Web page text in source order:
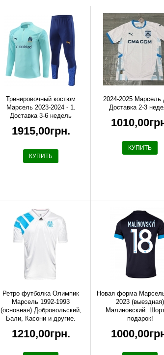
Тренировочный костюм
Марсель 2023-2024 - 1.
Доставка 3-6 недель
1915,00грн.
КУПИТЬ
2024-2025 Марсель
Доставка 2-3
КУПИТЬ
Ретро футболка Олимпик
Марсель 1992-1993
(основная) Добровольский,
Бали, Касони и другие.
качество!
1210,00грн.
Новая форма
2023 (выездная)
Малиновский.
подарок!